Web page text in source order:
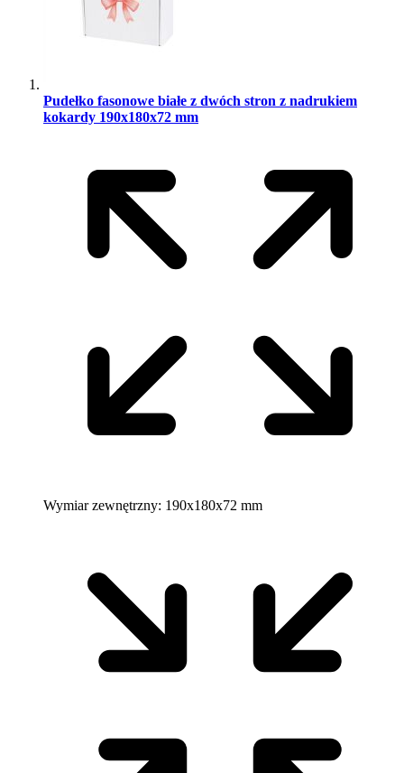
Pudełko fasonowe białe z dwóch stron z nadrukiem
kokardy 190x180x72 mm
Wymiar zewnętrzny: 190x180x72 mm